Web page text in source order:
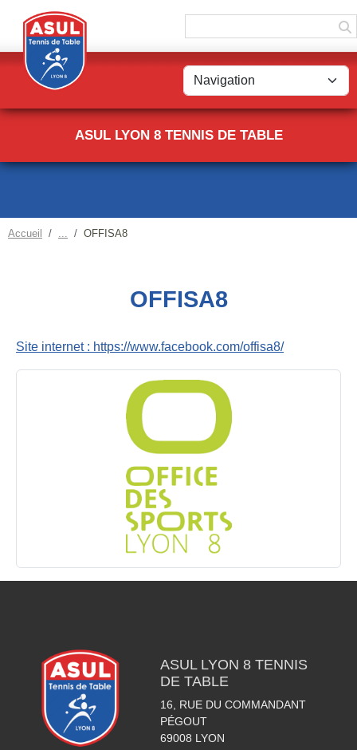
ASUL LYON 8 TENNIS DE TABLE
Accueil OFFISA8
OFFISA8
Site internet : https://www.facebook.com/offisa8/
ASUL LYON 8 TENNIS
DE TABLE
16, RUE DU COMMANDANT
PÉGOUT
69008 LYON
Panneau de gestion des cookies